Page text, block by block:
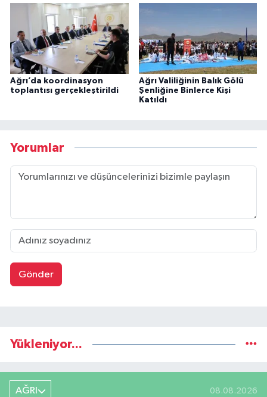
Ağrı’da koordinasyon
toplantısı gerçekleştirildi
Ağrı Valiliğinin Balık Gölü
Şenliğine Binlerce Kişi
Katıldı
Yorumlar
Gönder
Yükleniyor...
AĞRI 08.08.2026